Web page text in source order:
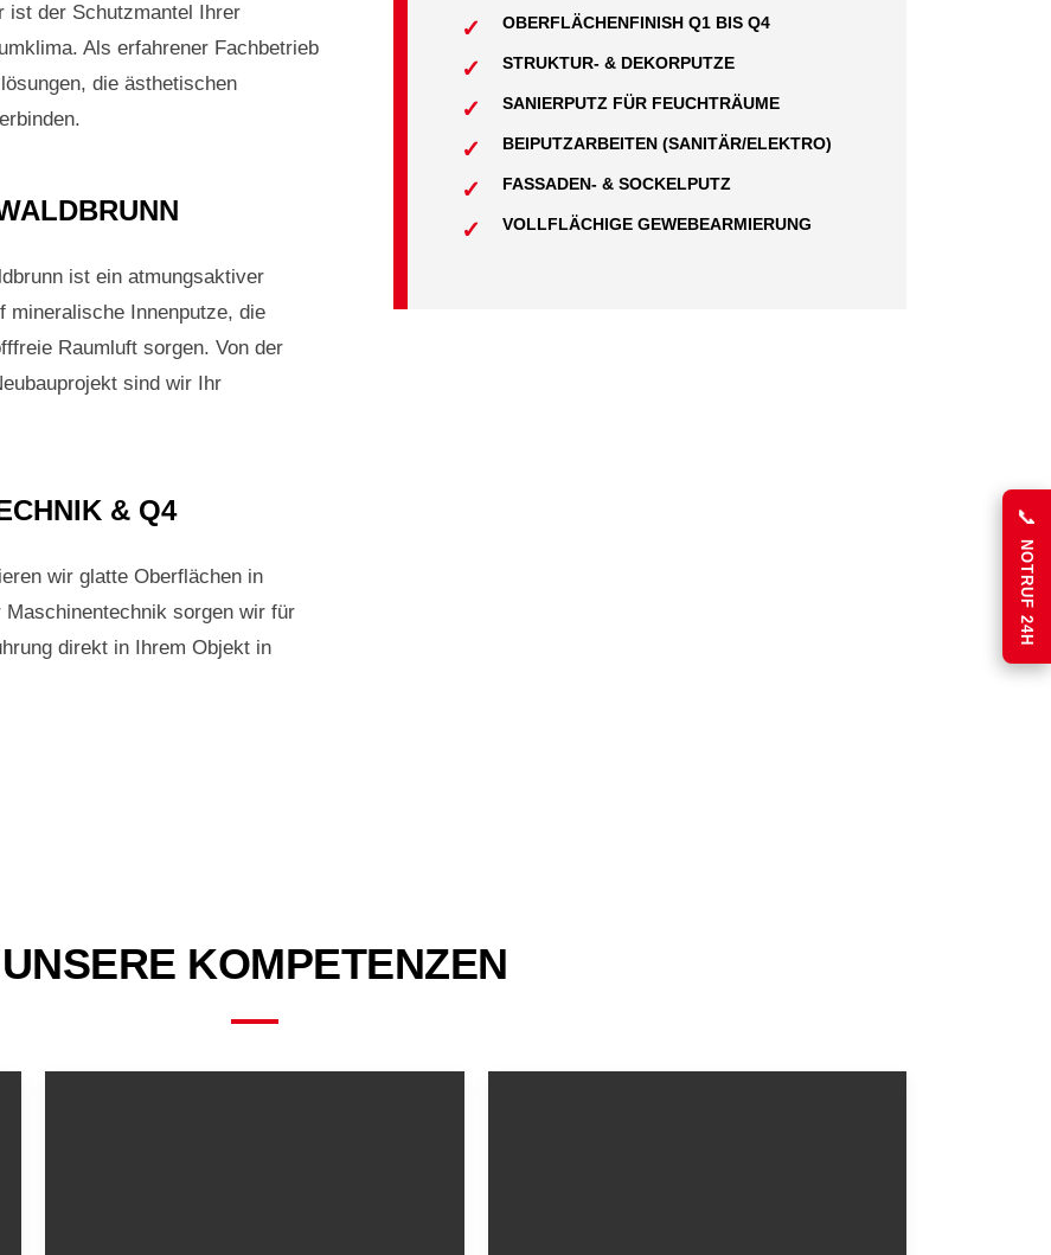
ist der Schutzmantel Ihrer
Als erfahrener Fachbetrieb
die ästhetischen
ist ein atmungsaktiver
mineralische Innenputze, die
Raumluft sorgen. Von der
sind wir Ihr
& Q4
wir glatte Oberflächen in
sorgen wir für
direkt in Ihrem Objekt in
OBERFLÄCHENFINISH Q1 BIS Q4
STRUKTUR- & DEKORPUTZE
SANIERPUTZ FÜR FEUCHTRÄUME
BEIPUTZARBEITEN (SANITÄR/ELEKTRO)
FASSADEN- & SOCKELPUTZ
VOLLFLÄCHIGE GEWEBEARMIERUNG
UNSERE KOMPETENZEN
📞
NOTRUF 24H